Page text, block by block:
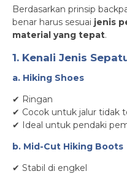
Berdasarkan prinsip
benar harus sesuai jenis
material yang tepat.
1. Kenali Jenis
a. Hiking Shoes
✔ Ringan
✔ Cocok untuk jalur tidak
✔ Ideal untuk pendaki
b. Mid-Cut Hiking Boots
✔ Stabil di engkel